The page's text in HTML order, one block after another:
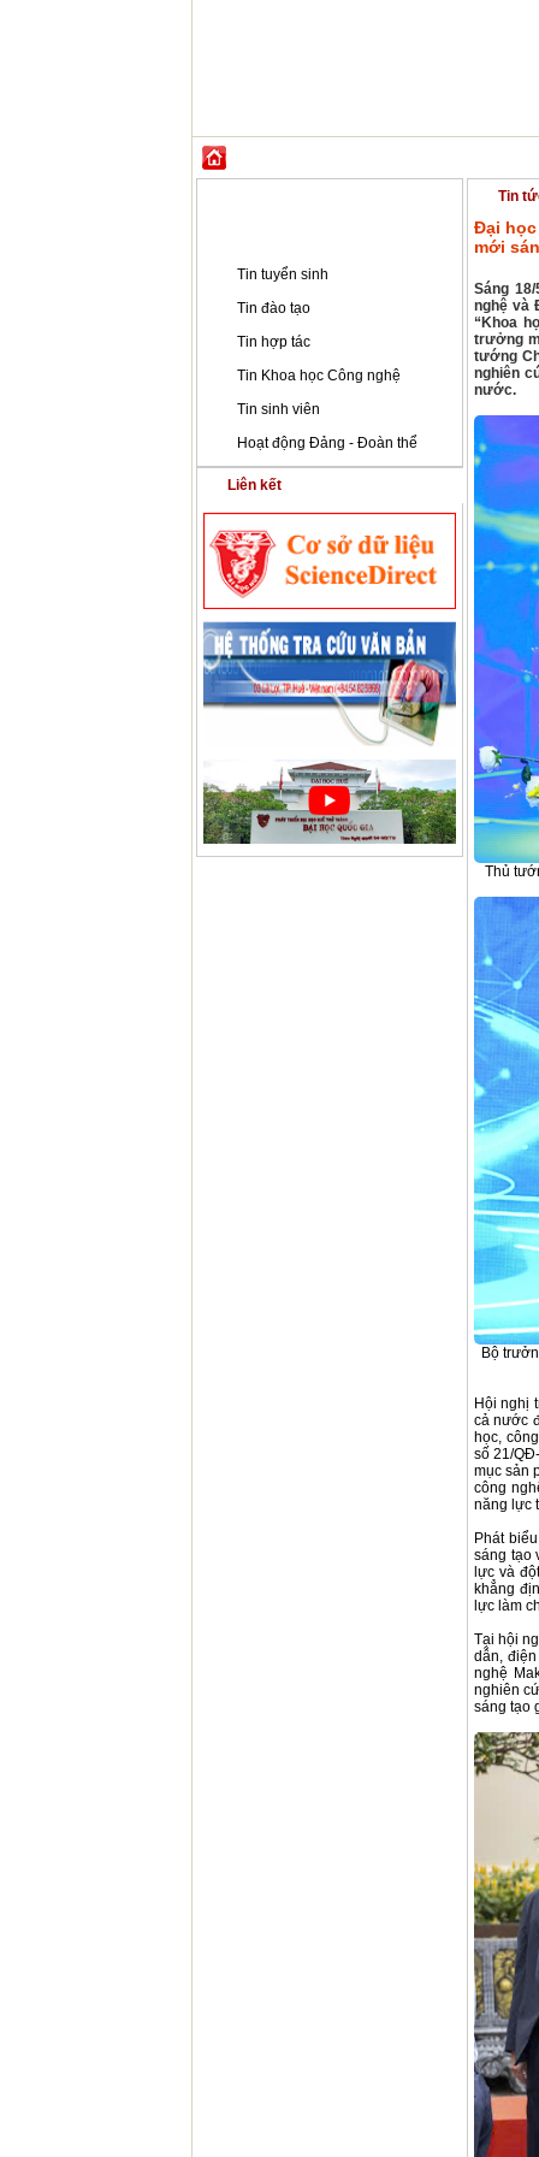
Tin tuyển sinh
Tin đào tạo
Tin hợp tác
Tin Khoa học Công nghệ
Tin sinh viên
Hoạt động Đảng - Đoàn thể
Liên kết
Tin
Đại
mới
Sáng
nghệ và
“Khoa
trưởng
tướng
nghiên
nước.
Thủ
Bộ
Hội nghị
cả nước
học,
số 21/
mục sản
công
năng lực
Phát
sáng tạo
lực và
khẳng
lực làm
Tại hội
dẫn,
nghệ
nghiên
sáng tạo